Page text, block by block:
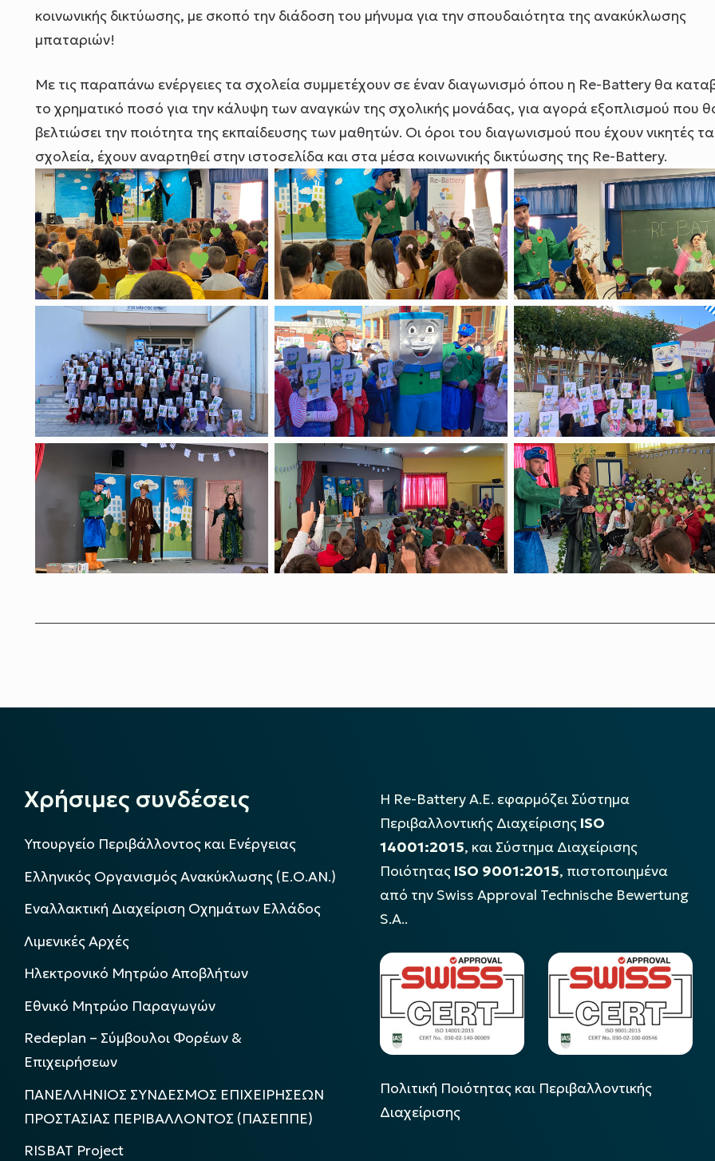
κοινωνικής δικτύωσης, με σκοπό την διάδοση του μήνυμα για την σπουδαιότητα της ανακύκλωσης
μπαταριών!
Με τις παραπάνω ενέργειες τα σχολεία συμμετέχουν σε έναν διαγωνισμό όπου η Re-Battery θα
το χρηματικό ποσό για την κάλυψη των αναγκών της σχολικής μονάδας, για αγορά εξοπλισμού που
βελτιώσει την ποιότητα της εκπαίδευσης των μαθητών. Οι όροι του διαγωνισμού που έχουν νικητές τα
σχολεία, έχουν αναρτηθεί στην ιστοσελίδα και στα μέσα κοινωνικής δικτύωσης της Re-Battery.
Χρήσιμες συνδέσεις
Υπουργείο Περιβάλλοντος και Ενέργειας
Ελληνικός Οργανισμός Ανακύκλωσης (Ε.Ο.ΑΝ.)
Εναλλακτική Διαχείριση Οχημάτων Ελλάδος
Λιμενικές Αρχές
Ηλεκτρονικό Μητρώο Αποβλήτων
Εθνικό Μητρώο Παραγωγών
Redeplan – Σύμβουλοι Φορέων &
Επιχειρήσεων
ΠΑΝΕΛΛΗΝΙΟΣ ΣΥΝΔΕΣΜΟΣ ΕΠΙΧΕΙΡΗΣΕΩΝ
ΠΡΟΣΤΑΣΙΑΣ ΠΕΡΙΒΑΛΛΟΝΤΟΣ (ΠΑΣΕΠΠΕ)
RISBAT Project
Η Re-Battery Α.Ε. εφαρμόζει Σύστημα
Περιβαλλοντικής Διαχείρισης ISO
14001:2015, και Σύστημα Διαχείρισης
Ποιότητας ISO 9001:2015, πιστοποιημένα
από την Swiss Approval Technische Bewertung
S.A..
Πολιτική Ποιότητας και Περιβαλλοντικής
Διαχείρισης